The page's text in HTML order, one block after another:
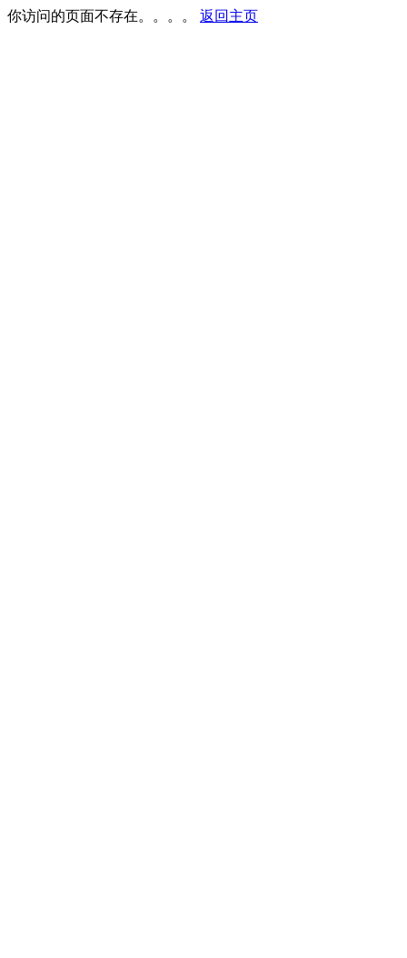
你访问的页面不存在。。。。 返回主页